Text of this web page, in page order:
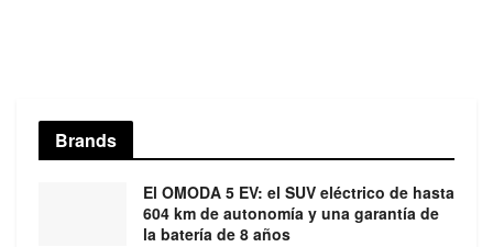
Brands
El OMODA 5 EV: el SUV eléctrico de hasta
604 km de autonomía y una garantía de
la batería de 8 años